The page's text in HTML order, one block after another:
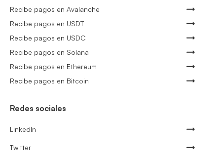
Recibe pagos en Avalanche
Recibe pagos en USDT
Recibe pagos en USDC
Recibe pagos en Solana
Recibe pagos en Ethereum
Recibe pagos en Bitcoin
Redes sociales
LinkedIn
Twitter